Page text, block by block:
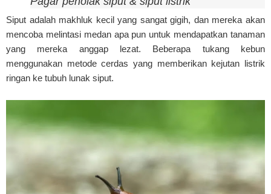
Siput adalah makhluk kecil yang sangat gigih, dan mereka akan
mencoba melintasi medan apa pun untuk mendapatkan tanaman
yang mereka anggap lezat. Beberapa tukang kebun
menggunakan metode cerdas yang memberikan kejutan listrik
ringan ke tubuh lunak siput.